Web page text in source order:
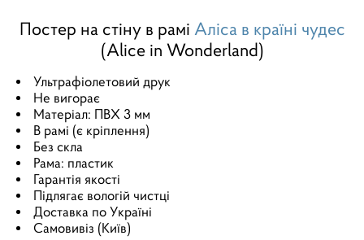
Постер на стіну в рамі Аліса в країні чудес
(Alice in Wonderland)
Ультрафіолетовий друк
Не вигорає
Матеріал: ПВХ 3 мм
В рамі (є кріплення)
Без скла
Рама: пластик
Гарантія якості
Підлягає вологій чистці
Доставка по Україні
Самовивіз (Київ)